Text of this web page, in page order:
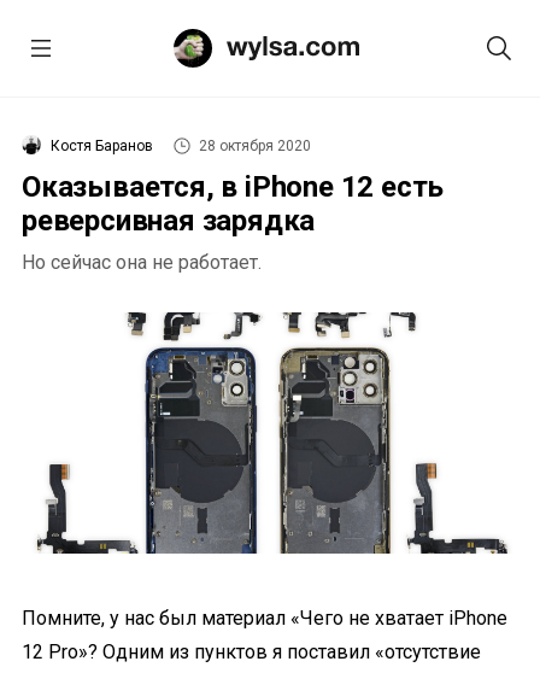
Костя Баранов 28 октября 2020
Оказывается, в iPhone 12 есть
реверсивная зарядка
Но сейчас она не работает.
Помните, у нас был материал «Чего не хватает iPhone
12 Pro»? Одним из пунктов я поставил «отсутствие